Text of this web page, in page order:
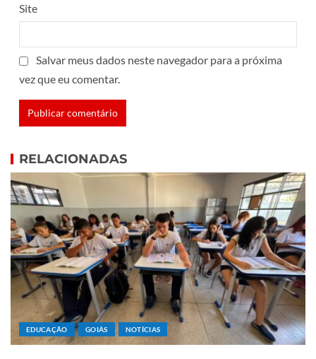
Site
Salvar meus dados neste navegador para a próxima
vez que eu comentar.
RELACIONADAS
EDUCAÇÃO GOIÁS NOTÍCIAS